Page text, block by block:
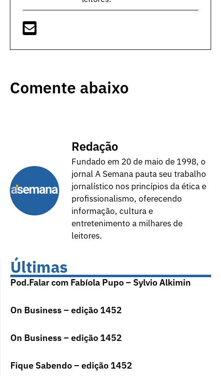
Comente abaixo
Redação
Fundado em 20 de maio de 1998, o
jornal A Semana pauta seu trabalho
jornalístico nos princípios da ética e
profissionalismo, oferecendo
informação, cultura e
entretenimento a milhares de
leitores.
Últimas
Pod.Falar com Fabíola Pupo – Sylvio Alkimin
On Business – edição 1452
On Business – edição 1452
Fique Sabendo – edição 1452